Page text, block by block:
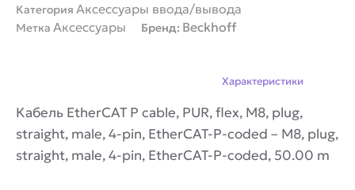
Категория Аксессуары ввода/вывода
Метка Аксессуары Бренд: Beckhoff
Характеристики
Кабель EtherCAT P cable, PUR, flex, M8, plug,
straight, male, 4-pin, EtherCAT-P-coded – M8, plug,
straight, male, 4-pin, EtherCAT-P-coded, 50.00 m